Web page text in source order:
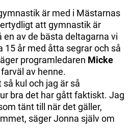
är med i Mästarnas
att gymnastik är
av de bästa deltagarna vi
15 år med åtta segrar och så
programledaren Micke
av henne.
kul och jag är så
bra det har gått faktiskt. Jag
tänt till när det gäller,
säger Jonna själv om